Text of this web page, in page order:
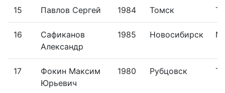
15 Павлов Сергей 1984 Томск
16
Сафиканов
Александр
1985 Новосибирск
17
Фокин Максим
Юрьевич
1980 Рубцовск